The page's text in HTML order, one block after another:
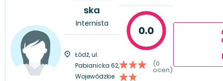
ska
Internista
Łódź, ul.
Pabianicka 62,
Wojewódzkie
0.0
(0
ocen)